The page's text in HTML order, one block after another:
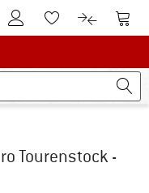
Vers le compte client
Vers la liste
Vers le
Tourenstock -